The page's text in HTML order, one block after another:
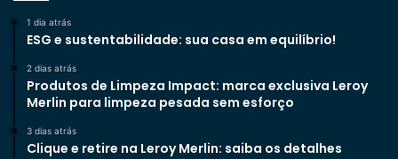
1 dia atrás
ESG e sustentabilidade: sua casa em equilíbrio!
2 dias atrás
Produtos de Limpeza Impact: marca exclusiva Leroy
Merlin para limpeza pesada sem esforço
3 dias atrás
Clique e retire na Leroy Merlin: saiba os detalhes